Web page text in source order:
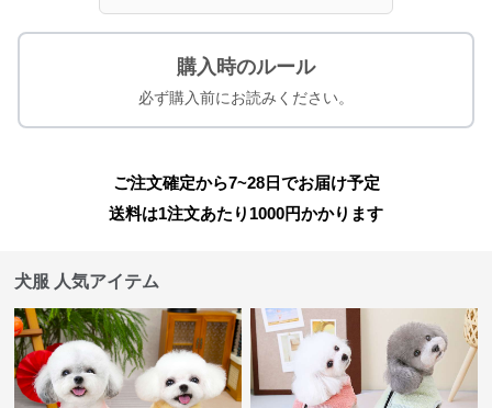
購入時のルール
必ず購入前にお読みください。
ご注文確定から7~28日でお届け予定
送料は1注文あたり 1000円かかります
犬服 人気アイテム